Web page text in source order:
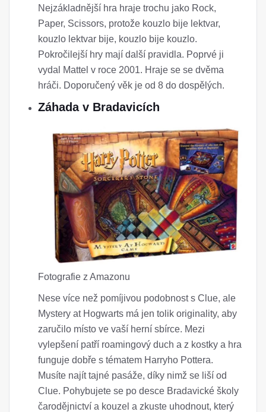
Nejzákladnější hra hraje trochu jako Rock,
Paper, Scissors, protože kouzlo bije lektvar,
kouzlo lektvar bije, kouzlo bije kouzlo.
Pokročilejší hry mají další pravidla. Poprvé ji
vydal Mattel v roce 2001. Hraje se se dvěma
hráči. Doporučený věk je od 8 do dospělých.
Záhada v Bradavicích
Fotografie z Amazonu
Nese více než pomíjivou podobnost s Clue, ale
Mystery at Hogwarts má jen tolik originality, aby
zaručilo místo ve vaší herní sbírce. Mezi
vylepšení patří roamingový duch a z kostky a hra
funguje dobře s tématem Harryho Pottera.
Musíte najít tajné pasáže, díky nimž se liší od
Clue. Pohybujete se po desce Bradavické školy
čarodějnictví a kouzel a zkuste uhodnout, který